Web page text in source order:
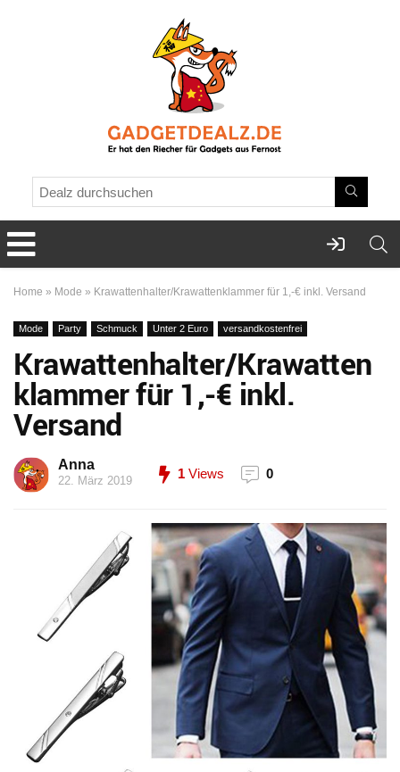
Home » Mode » Krawattenhalter/Krawattenklammer für 1,-€ inkl. Versand
Mode Party Schmuck Unter 2 Euro versandkostenfrei
Krawattenhalter/Krawatten
klammer für 1,-€ inkl.
Versand
Anna
22. März 2019 1 Views 0